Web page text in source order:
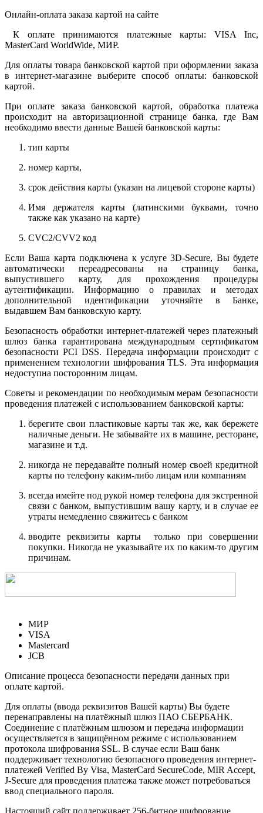
Онлайн-оплата заказа картой на сайте
К оплате принимаются платежные карты: VISA Inc,
MasterCard WorldWide, МИР.
Для оплаты товара банковской картой при оформлении заказа
в интернет-магазине выберите способ оплаты: банковской
картой.
При оплате заказа банковской картой, обработка платежа
происходит на авторизационной странице банка, где Вам
необходимо ввести данные Вашей банковской карты:
тип карты
номер карты,
срок действия карты (указан на лицевой стороне карты)
Имя держателя карты (латинскими буквами, точно
также как указано на карте)
CVC2/CVV2 код
Если Ваша карта подключена к услуге 3D-Secure, Вы будете
автоматически переадресованы на страницу банка,
выпустившего карту, для прохождения процедуры
аутентификации. Информацию о правилах и методах
дополнительной идентификации уточняйте в Банке,
выдавшем Вам банковскую карту.
Безопасность обработки интернет-платежей через платежный
шлюз банка гарантирована международным сертификатом
безопасности PCI DSS. Передача информации происходит с
применением технологии шифрования TLS. Эта информация
недоступна посторонним лицам.
Советы и рекомендации по необходимым мерам безопасности
проведения платежей с использованием банковской карты:
берегите свои пластиковые карты так же, как бережете
наличные деньги. Не забывайте их в машине, ресторане,
магазине и т.д.
никогда не передавайте полный номер своей кредитной
карты по телефону каким-либо лицам или компаниям
всегда имейте под рукой номер телефона для экстренной
связи с банком, выпустившим вашу карту, и в случае ее
утраты немедленно свяжитесь с банком
вводите реквизиты карты только при совершении
покупки. Никогда не указывайте их по каким-то другим
причинам.
МИР
VISA
Mastercard
JCB
Описание процесса безопасности передачи данных при
оплате картой.
Для оплаты (ввода реквизитов Вашей карты) Вы будете
перенаправлены на платёжный шлюз ПАО СБЕРБАНК.
Соединение с платёжным шлюзом и передача информации
осуществляется в защищённом режиме с использованием
протокола шифрования SSL. В случае если Ваш банк
поддерживает технологию безопасного проведения интернет-
платежей Verified By Visa, MasterCard SecureCode, MIR Accept,
J-Secure для проведения платежа также может потребоваться
ввод специального пароля.
Настоящий сайт поддерживает 256-битное шифрование.